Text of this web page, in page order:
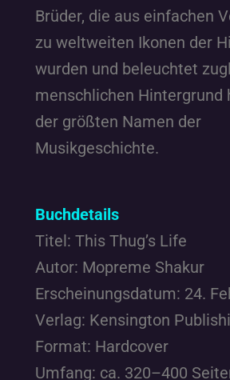
Brüder, die aus einfachen
zu weltweiten Ikonen der
wurden und beleuchtet
menschlichen Hintergrund
der größten Namen der
Musikgeschichte.
Buchdetails
Titel: This Thug’s Life
Autor: Mopreme Shakur
Erscheinungsdatum: 24.
Verlag: Kensington
Format: Hardcover
Umfang: ca. 320–400